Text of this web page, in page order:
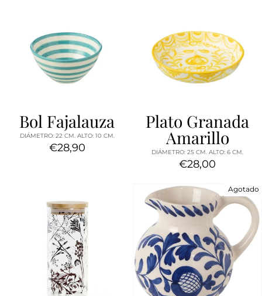
Bol Fajalauza
DIÁMETRO: 22 CM. ALTO: 10 CM.
€28,90
Plato Granada
Amarillo
DIÁMETRO: 25 CM. ALTO: 6 CM.
€28,00
Agotado